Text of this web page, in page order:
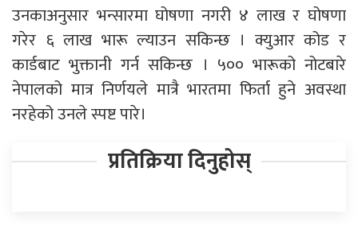
उनकाअनुसार भन्सारमा घोषणा नगरी ४ लाख र घोषणा
गरेर ६ लाख भारू ल्याउन सकिन्छ । क्युआर कोड र
कार्डबाट भुक्तानी गर्न सकिन्छ । ५०० भारूको नोटबारे
नेपालको मात्र निर्णयले मात्रै भारतमा फिर्ता हुने अवस्था
नरहेको उनले स्पष्ट पारे।
प्रतिक्रिया दिनुहोस्